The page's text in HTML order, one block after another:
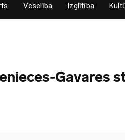
Veselība Izglītība
Gavares